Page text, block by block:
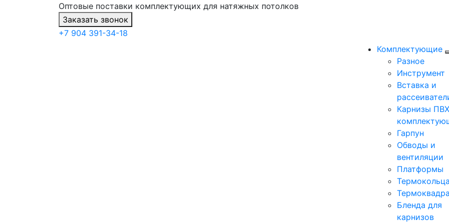
Оптовые поставки комплектующих для натяжных потолков
Заказать звонок
+7 904 391-34-18
Комплектующие
Разное
Инструмент
Вставка и
Карнизы
Гарпун
Обводы и
вентиляции
Платформы
Термокольца
Бленда для
карнизов